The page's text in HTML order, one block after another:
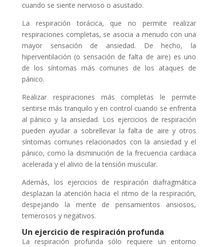
cuando se siente nervioso o asustado.
La respiración torácica, que no permite realizar
respiraciones completas, se asocia a menudo con una
mayor sensación de ansiedad. De hecho, la
hiperventilación (o sensación de falta de aire) es uno
de los síntomas más comunes de los ataques de
pánico.
Realizar respiraciones más completas le permite
sentirse más tranquilo y en control cuando se enfrenta
al pánico y la ansiedad. Los ejercicios de respiración
pueden ayudar a sobrellevar la falta de aire y otros
síntomas comunes relacionados con la ansiedad y el
pánico, como la disminución de la frecuencia cardiaca
acelerada y el alivio de la tensión muscular.
Además, los ejercicios de respiración diafragmática
desplazan la atención hacia el ritmo de la respiración,
despejando la mente de pensamientos ansiosos,
temerosos y negativos.
Un ejercicio de respiración profunda
La respiración profunda sólo requiere un entorno